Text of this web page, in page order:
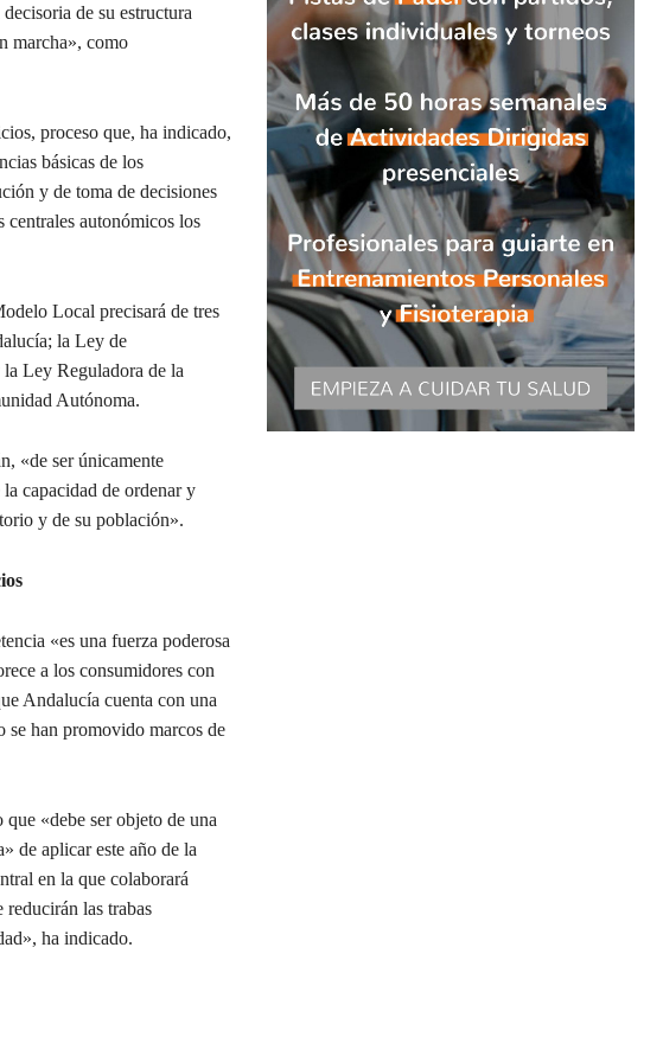
de su estructura
marcha», como
proceso que, ha indicado,
básicas de los
y de toma de decisiones
autonómicos los
Local precisará de tres
la Ley de
Ley Reguladora de la
Autónoma.
«de ser únicamente
capacidad de ordenar y
y de su población».
«es una fuerza poderosa
a los consumidores con
Andalucía cuenta con una
se han promovido marcos de
«debe ser objeto de una
de aplicar este año de la
en la que colaborará
reducirán las trabas
ha indicado.